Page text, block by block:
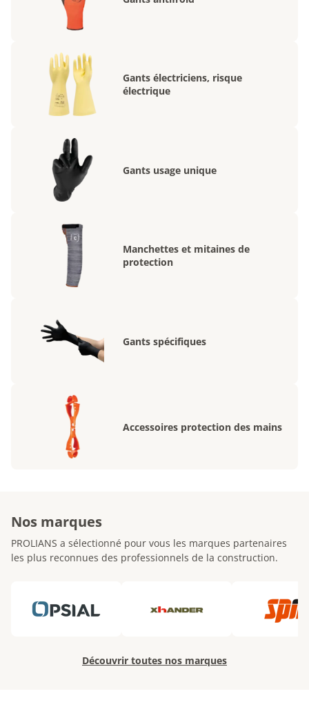
Gants électriciens, risque
électrique
Gants usage unique
Manchettes et mitaines de
protection
Gants spécifiques
Accessoires protection des mains
Nos marques
PROLIANS a sélectionné pour vous les marques partenaires
les plus reconnues des professionnels de la construction.
Découvrir toutes nos marques